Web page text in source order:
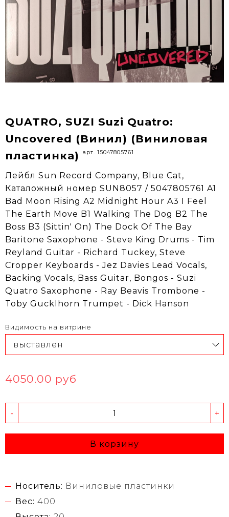
QUATRO, SUZI Suzi Quatro:
Uncovered (Винил) (Виниловая
пластинка)
арт. 15047805761
Лейбл Sun Record Company, Blue Cat,
Каталожный номер SUN8057 / 5047805761 A1
Bad Moon Rising A2 Midnight Hour A3 I Feel
The Earth Move B1 Walking The Dog B2 The
Boss B3 (Sittin' On) The Dock Of The Bay
Baritone Saxophone - Steve King Drums - Tim
Reyland Guitar - Richard Tuckey, Steve
Cropper Keyboards - Jez Davies Lead Vocals,
Backing Vocals, Bass Guitar, Bongos - Suzi
Quatro Saxophone - Ray Beavis Trombone -
Toby Gucklhorn Trumpet - Dick Hanson
Видимость на витрине
4050.00 руб
- +
В корзину
Носитель: Виниловые пластинки
Вес: 400